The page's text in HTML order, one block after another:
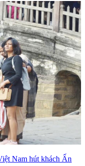
Nam hút khách Ấn